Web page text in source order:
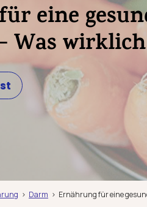
eine
Was
Darm Ernährung für eine